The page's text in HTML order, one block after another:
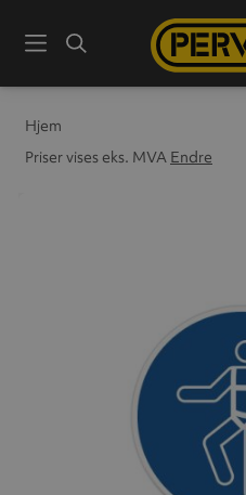
MenySøk
Hjem
Priser vises eks. MVA Endre